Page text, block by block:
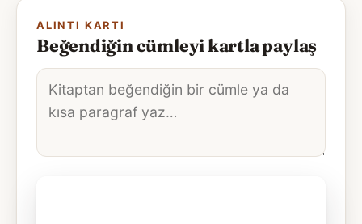
ALINTI KARTI
Beğendiğin cümleyi kartla paylaş
Alıntı
metni